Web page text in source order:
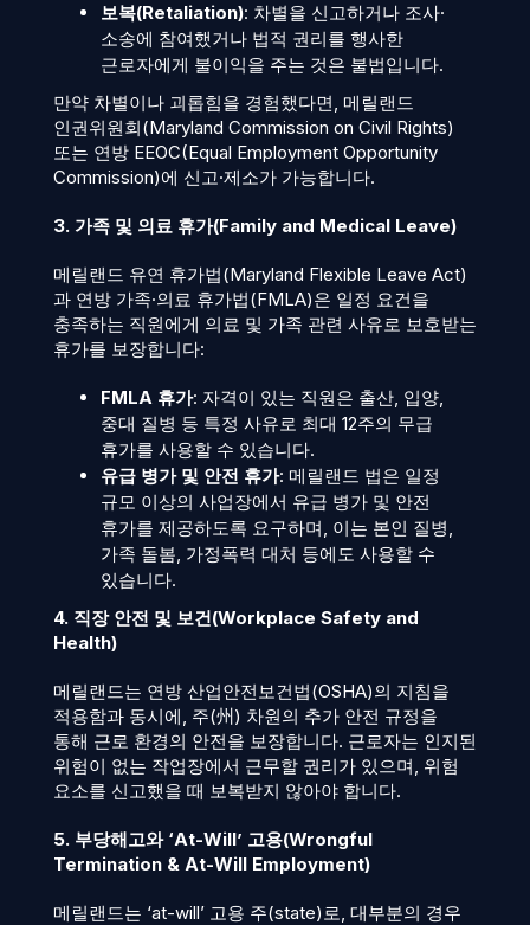
보복(Retaliation): 차별을 신고하거나 조사·
소송에 참여했거나 법적 권리를 행사한
근로자에게 불이익을 주는 것은 불법입니다.
만약 차별이나 괴롭힘을 경험했다면, 메릴랜드
인권위원회(Maryland Commission on Civil Rights)
또는 연방 EEOC(Equal Employment Opportunity
Commission)에 신고·제소가 가능합니다.
3. 가족 및 의료 휴가(Family and Medical Leave)
메릴랜드 유연 휴가법(Maryland Flexible Leave Act)
과 연방 가족·의료 휴가법(FMLA)은 일정 요건을
충족하는 직원에게 의료 및 가족 관련 사유로 보호받는
휴가를 보장합니다:
FMLA 휴가: 자격이 있는 직원은 출산, 입양,
중대 질병 등 특정 사유로 최대 12주의 무급
휴가를 사용할 수 있습니다.
유급 병가 및 안전 휴가: 메릴랜드 법은 일정
규모 이상의 사업장에서 유급 병가 및 안전
휴가를 제공하도록 요구하며, 이는 본인 질병,
가족 돌봄, 가정폭력 대처 등에도 사용할 수
있습니다.
4. 직장 안전 및 보건(Workplace Safety and
Health)
메릴랜드는 연방 산업안전보건법(OSHA)의 지침을
적용함과 동시에, 주(州) 차원의 추가 안전 규정을
통해 근로 환경의 안전을 보장합니다. 근로자는 인지된
위험이 없는 작업장에서 근무할 권리가 있으며, 위험
요소를 신고했을 때 보복받지 않아야 합니다.
5. 부당해고와 ‘At-Will’ 고용(Wrongful
Termination & At-Will Employment)
메릴랜드는 ‘at-will’ 고용 주(state)로, 대부분의 경우